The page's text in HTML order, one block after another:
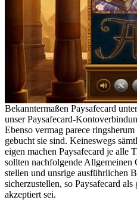
Bekanntermaßen Paysafecard
unser Paysafecard-
Ebenso vermag parece
gebucht sie sind. Keineswegs
eigen machen Paysafecard je alle
sollten nachfolgende Allgemeinen
stellen und unsrige ausführlichen
sicherzustellen, so Paysafecard
akzeptiert sei.